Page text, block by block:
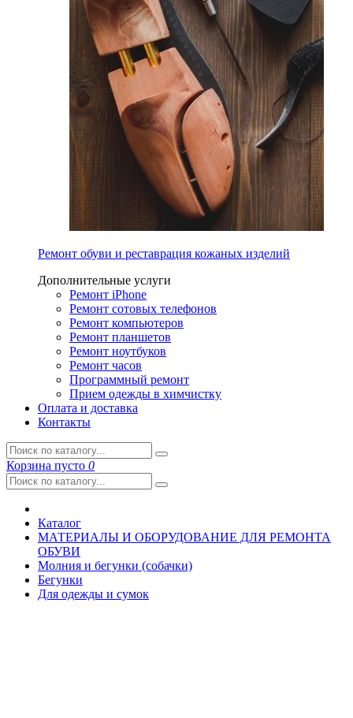
Ремонт обуви и реставрация кожаных изделий
Дополнительные услуги
Ремонт iPhone
Ремонт сотовых телефонов
Ремонт компьютеров
Ремонт планшетов
Ремонт ноутбуков
Ремонт часов
Программный ремонт
Прием одежды в химчистку
Оплата и доставка
Контакты
Корзина пусто 0
Каталог
МАТЕРИАЛЫ И ОБОРУДОВАНИЕ ДЛЯ РЕМОНТА
ОБУВИ
Молния и бегунки (собачки)
Бегунки
Для одежды и сумок